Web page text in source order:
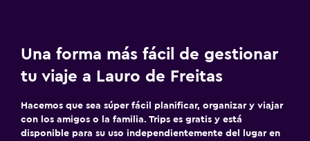
Una forma más fácil de gestionar
tu viaje a Lauro de Freitas
Hacemos que sea súper fácil planificar, organizar y viajar
con los amigos o la familia. Trips es gratis y está
disponible para su uso independientemente del lugar en